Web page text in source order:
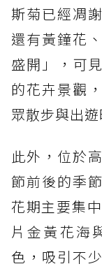
斯菊已經凋
還有黃鐘花
盛開」，可
的花卉景觀
眾散步與出
此外，位於
節前後的季
花期主要集
片金黃花海
色，吸引不